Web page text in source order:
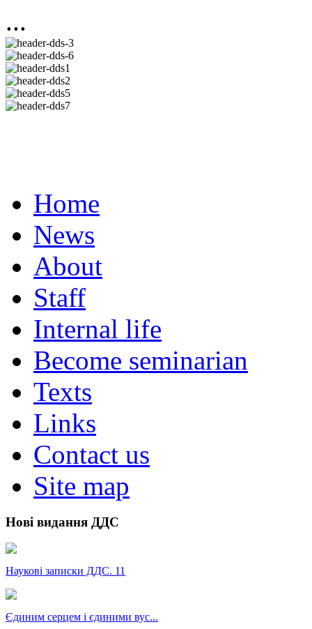
...
Home
News
About
Staff
Internal life
Become seminarian
Texts
Links
Contact us
Site map
Нові видання ДДС
Наукові записки ДДС. 11
Єдиним серцем і єдиними вус...